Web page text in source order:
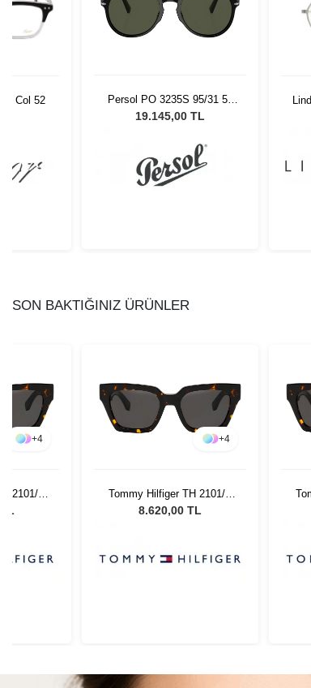
Col 52
Persol PO 3235S 95/31 55
Unisex Güneş Gözlüğü
19.145,00 TL
SON BAKTIĞINIZ ÜRÜNLER
+4
2101/S
+4
Tommy Hilfiger TH 2101/S
086IR - 52 Kadın Güneş
8.620,00 TL